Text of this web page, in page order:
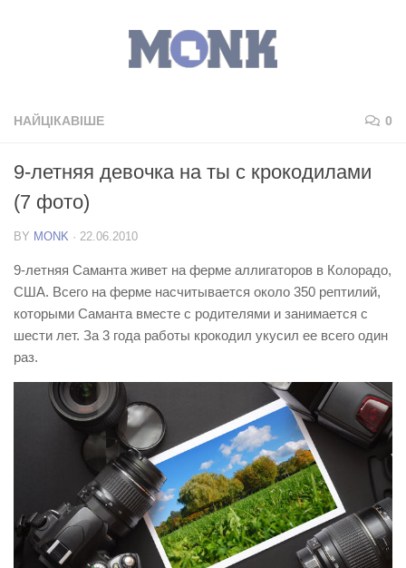
НАЙЦІКАВІШЕ 0
9-летняя девочка на ты с крокодилами
(7 фото)
BY MONK · 22.06.2010
9-летняя Саманта живет на ферме аллигаторов в Колорадо,
США. Всего на ферме насчитывается около 350 рептилий,
которыми Саманта вместе с родителями и занимается с
шести лет. За 3 года работы крокодил укусил ее всего один
раз.